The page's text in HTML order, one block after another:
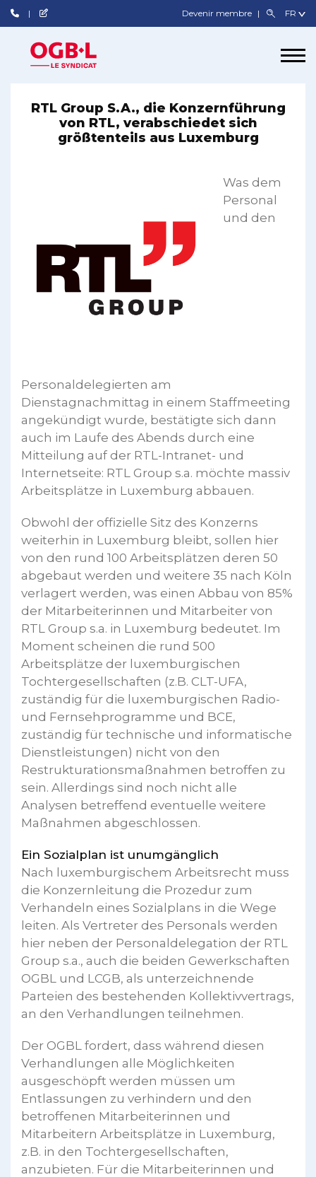
Devenir membre
RTL Group S.A., die Konzernführung
von RTL, verabschiedet sich
größtenteils aus Luxemburg
Was dem
Personal
und den
Personaldelegierten am
Dienstagnachmittag in einem Staffmeeting
angekündigt wurde, bestätigte sich dann
auch im Laufe des Abends durch eine
Mitteilung auf der RTL-Intranet- und
Internetseite: RTL Group s.a. möchte massiv
Arbeitsplätze in Luxemburg abbauen.
Obwohl der offizielle Sitz des Konzerns
weiterhin in Luxemburg bleibt, sollen hier
von den rund 100 Arbeitsplätzen deren 50
abgebaut werden und weitere 35 nach Köln
verlagert werden, was einen Abbau von 85%
der Mitarbeiterinnen und Mitarbeiter von
RTL Group s.a. in Luxemburg bedeutet. Im
Moment scheinen die rund 500
Arbeitsplätze der luxemburgischen
Tochtergesellschaften (z.B. CLT-UFA,
zuständig für die luxemburgischen Radio-
und Fernsehprogramme und BCE,
zuständig für technische und informatische
Dienstleistungen) nicht von den
Restrukturationsmaßnahmen betroffen zu
sein. Allerdings sind noch nicht alle
Analysen betreffend eventuelle weitere
Maßnahmen abgeschlossen.
Ein Sozialplan ist unumgänglich
Nach luxemburgischem Arbeitsrecht muss
die Konzernleitung die Prozedur zum
Verhandeln eines Sozialplans in die Wege
leiten. Als Vertreter des Personals werden
hier neben der Personaldelegation der RTL
Group s.a., auch die beiden Gewerkschaften
OGBL und LCGB, als unterzeichnende
Parteien des bestehenden Kollektivvertrags,
an den Verhandlungen teilnehmen.
Der OGBL fordert, dass während diesen
Verhandlungen alle Möglichkeiten
ausgeschöpft werden müssen um
Entlassungen zu verhindern und den
betroffenen Mitarbeiterinnen und
Mitarbeitern Arbeitsplätze in Luxemburg,
z.B. in den Tochtergesellschaften,
anzubieten. Für die Mitarbeiterinnen und